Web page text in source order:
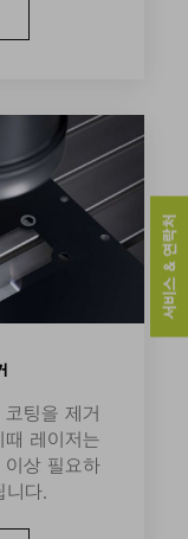
팅을 제거
레이저는
이상 필요하
니다.
서비스 & 연락처